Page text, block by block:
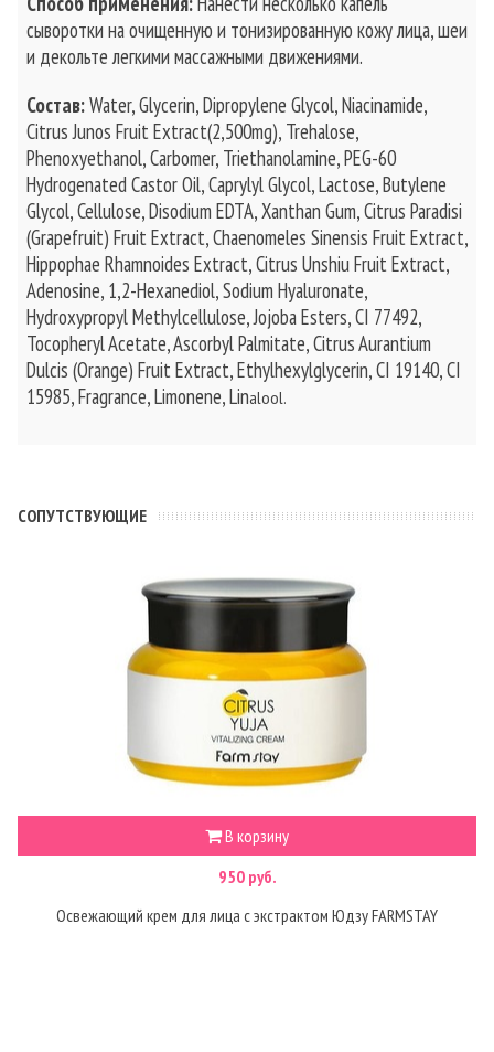
сыворотки на очищенную и тонизированную кожу лица, шеи
и декольте легкими массажными движениями.
Состав:Water, Glycerin, Dipropylene Glycol, Niacinamide,
Citrus Junos Fruit Extract(2,500mg), Trehalose,
Phenoxyethanol, Carbomer, Triethanolamine, PEG-60
Hydrogenated Castor Oil, Caprylyl Glycol, Lactose, Butylene
Glycol, Cellulose, Disodium EDTA, Xanthan Gum, Citrus Paradisi
(Grapefruit) Fruit Extract, Chaenomeles Sinensis Fruit Extract,
Hippophae Rhamnoides Extract, Citrus Unshiu Fruit Extract,
Adenosine, 1,2-Hexanediol, Sodium Hyaluronate,
Hydroxypropyl Methylcellulose, Jojoba Esters, CI 77492,
Tocopheryl Acetate, Ascorbyl Palmitate, Citrus Aurantium
Dulcis (Orange) Fruit Extract, Ethylhexylglycerin, CI 19140, CI
15985, Fragrance, Limonene, Linalool.
CОПУТСТВУЮЩИЕ
В корзину
950 руб.
Освежающий крем для лица с экстрактом Юдзу FARMSTAY